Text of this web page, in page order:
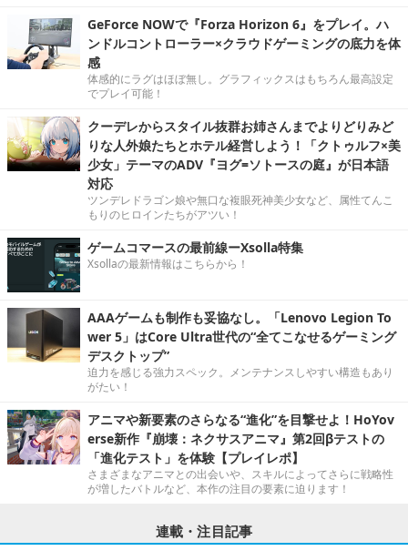
GeForce NOWで『Forza Horizon 6』をプレイ。ハ
ンドルコントローラー×クラウドゲーミングの底力を体
感
体感的にラグはほぼ無し。グラフィックスはもちろん最高設定
でプレイ可能！
クーデレからスタイル抜群お姉さんまでよりどりみど
りな人外娘たちとホテル経営しよう！「クトゥルフ×美
少女」テーマのADV『ヨグ=ソトースの庭』が日本語
対応
ツンデレドラゴン娘や無口な複眼死神美少女など、属性てんこ
もりのヒロインたちがアツい！
ゲームコマースの最前線ーXsolla特集
Xsollaの最新情報はこちらから！
AAAゲームも制作も妥協なし。「Lenovo Legion To
wer 5」はCore Ultra世代の“全てこなせるゲーミング
デスクトップ”
迫力を感じる強力スペック。メンテナンスしやすい構造もあり
がたい！
アニマや新要素のさらなる“進化”を目撃せよ！HoYov
erse新作『崩壊：ネクサスアニマ』第2回βテストの
「進化テスト」を体験【プレイレポ】
さまざまなアニマとの出会いや、スキルによってさらに戦略性
が増したバトルなど、本作の注目の要素に迫ります！
連載・注目記事